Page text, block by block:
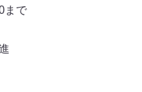
まで